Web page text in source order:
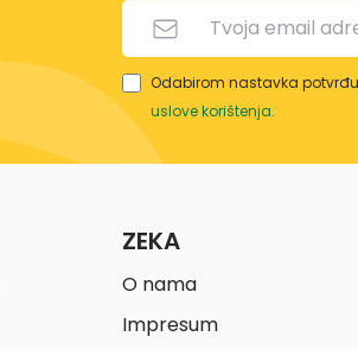
Odabirom nastavka
uslove korištenja.
ZEKA
O nama
Impresum